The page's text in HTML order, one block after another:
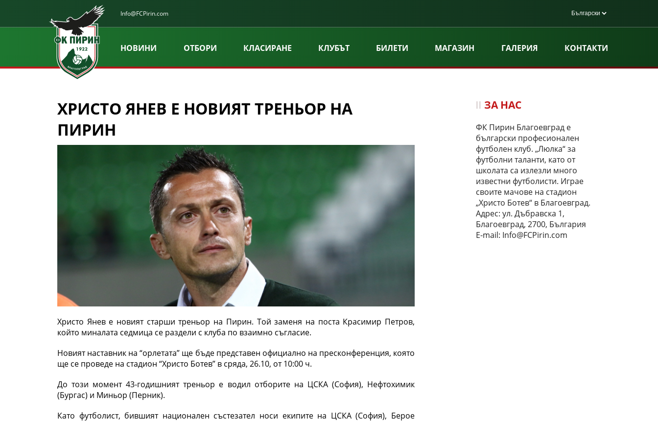
Info@FCPirin.com
НОВИНИ ОТБОРИ КЛАСИРАНЕ КЛУБЪТ БИЛЕТИ МАГАЗИН ГАЛЕРИЯ КОНТАКТИ
ХРИСТО ЯНЕВ Е НОВИЯТ ТРЕНЬОР НА
ПИРИН
Христо Янев е новият старши треньор на Пирин. Той заменя на поста Красимир Петров,
който миналата седмица се раздели с клуба по взаимно съгласие.
Новият наставник на “орлетата” ще бъде представен официално на пресконференция, която
ще се проведе на стадион “Христо Ботев” в сряда, 26.10, от 10:00 ч.
До този момент 43-годишният треньор е водил отборите на ЦСКА (София), Нефтохимик
(Бургас) и Миньор (Перник).
Като футболист, бившият национален състезател носи екипите на ЦСКА (София), Берое
ЗА НАС
ФК Пирин Благоевград е
български професионален
футболен клуб. „Люлка“ за
футболни таланти, като от
школата са излезли много
известни футболисти. Играе
своите мачове на стадион
„Христо Ботев“ в Благоевград.
Адрес: ул. Дъбравска 1,
Благоевград, 2700, България
E-mail: Info@FCPirin.com